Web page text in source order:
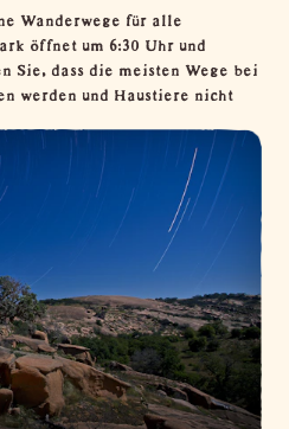
Wanderwege für alle
öffnet um 6:30 Uhr und
Sie, dass die meisten Wege bei
werden und Haustiere nicht